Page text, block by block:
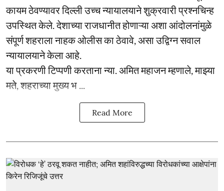
कायम ठेवण्यावर दिल्ली उच्च न्यायालयाने शुक्रवारी प्रश्नचिन्ह
उपस्थित केले. देशाच्या राजधानीत होणाऱ्या अशा आंदोलनांमुळे
संपूर्ण शहराला नाहक ओलीस का ठेवावे, असा उद्विग्न सवाल
न्यायालयाने केला आहे.
या प्रकरणी टिप्पणी करताना न्या. अमित महाजन म्हणाले, माझ्या
मते, शहराच्या मुख्य भ ...
Read More